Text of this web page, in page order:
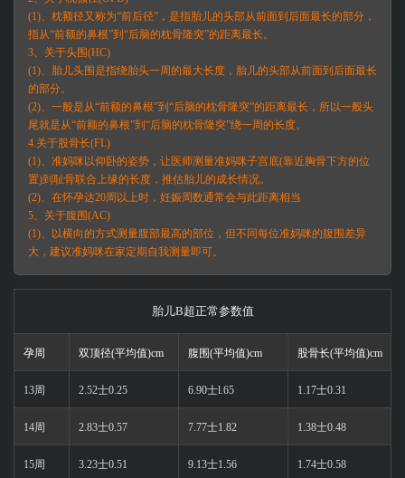
(1)、枕额径又称为“前后径”，是指胎儿的头部从前面到后面最长的部分，
指从“前额的鼻根”到“后脑的枕骨隆突”的距离最长。
3、关于头围(HC)
(1)、胎儿头围是指绕胎头一周的最大长度，胎儿的头部从前面到后面最长
的部分。
(2)、一般是从“前额的鼻根”到“后脑的枕骨隆突”的距离最长，所以一般头
尾就是从“前额的鼻根”到“后脑的枕骨隆突”绕一周的长度。
4.关于股骨长(FL)
(1)、准妈咪以仰卧的姿势，让医师测量准妈咪子宫底(靠近胸骨下方的位
置)到耻骨联合上缘的长度，推估胎儿的成长情况。
(2)、在怀孕达20周以上时，妊娠周数通常会与此距离相当
5、关于腹围(AC)
(1)、以横向的方式测量腹部最高的部位，但不同每位准妈咪的腹围差异
大，建议准妈咪在家定期自我测量即可。
胎儿B超正常参数值
孕周 双顶径(平均值)cm 腹围(平均值)cm 股骨长(平均值)cm
13周 2.52士0.25 6.90士l.65 1.17士0.31
14周 2.83士0.57 7.77士1.82 1.38士0.48
15周 3.23士0.51 9.13士1.56 1.74士0.58